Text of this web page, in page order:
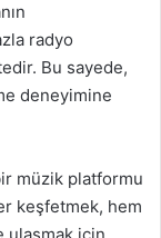
radyo
Bu sayede,
deneyimine
müzik platformu
keşfetmek, hem